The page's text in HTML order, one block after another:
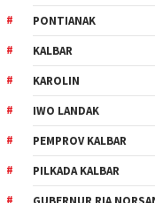
PONTIANAK
KALBAR
KAROLIN
IWO LANDAK
PEMPROV KALBAR
PILKADA KALBAR